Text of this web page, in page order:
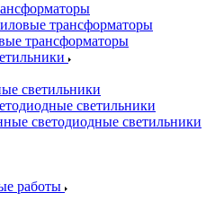
трансформаторы
трансформаторы
светильники
светильники
светодиодные светильники
работы